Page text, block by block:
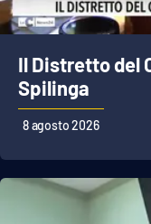
Ilvibonese.it
Il Distretto del
Spilinga
8 agosto 2026